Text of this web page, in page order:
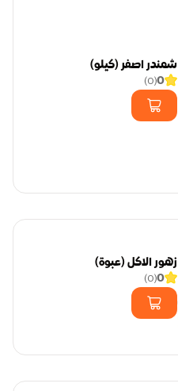
شمندر اصفر (كيلو)
0
(
0
)
زهور الاكل (عبوة)
0
(
0
)